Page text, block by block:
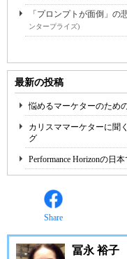
「プロンプトが面倒」
ンタープライズ)
最新の投稿
悩めるマーケターのため
カリスママーケターに聞
グ
Performance Horizonの日
Share
冨永 裕子